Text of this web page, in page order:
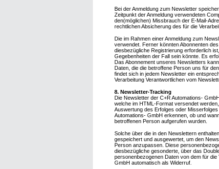
Bei der Anmeldung zum Newsletter
Zeitpunkt der Anmeldung verwendeten
den(möglichen) Missbrauch der E-Mail-
rechtlichen Absicherung des für die
Die im Rahmen einer Anmeldung zum
verwendet. Ferner könnten Abonnenten
diesbezügliche Registrierung erforderlich
Gegebenheiten der Fall sein könnte. Es
Das Abonnement unseres Newsletters
Daten, die die betroffene Person uns für
findet sich in jedem Newsletter ein
Verarbeitung Verantwortlichen vom
8. Newsletter-Tracking
Die Newsletter der C+R Automations-
welche im HTML-Format versendet
Auswertung des Erfolges oder
Automations- GmbH erkennen, ob und
betroffenen Person aufgerufen wurden.
Solche über die in den Newslettern
gespeichert und ausgewertet, um den
Person anzupassen. Diese
diesbezügliche gesonderte, über das
personenbezogenen Daten von dem für
GmbH automatisch als Widerruf.